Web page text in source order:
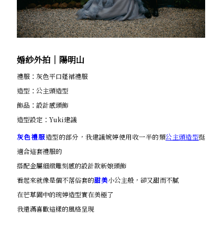
婚紗外拍│陽明山
禮服：灰色平口蓬裙禮服
造型：公主頭造型
飾品：設計感頭飾
造型設定：Yuki建議
灰色禮服造型的部分，我建議婉婷使用收一半的類公主頭造型挺
適合這套禮服的
搭配金屬細緻雕刻感的設計款新娘頭飾
看起來就像是個不落俗套的甜美小公主般，卻又甜而不膩
在芒草園中的琬婷造型實在美極了
我還滿喜歡這樣的風格呈現